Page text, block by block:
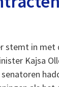
stemt in met
Kajsa